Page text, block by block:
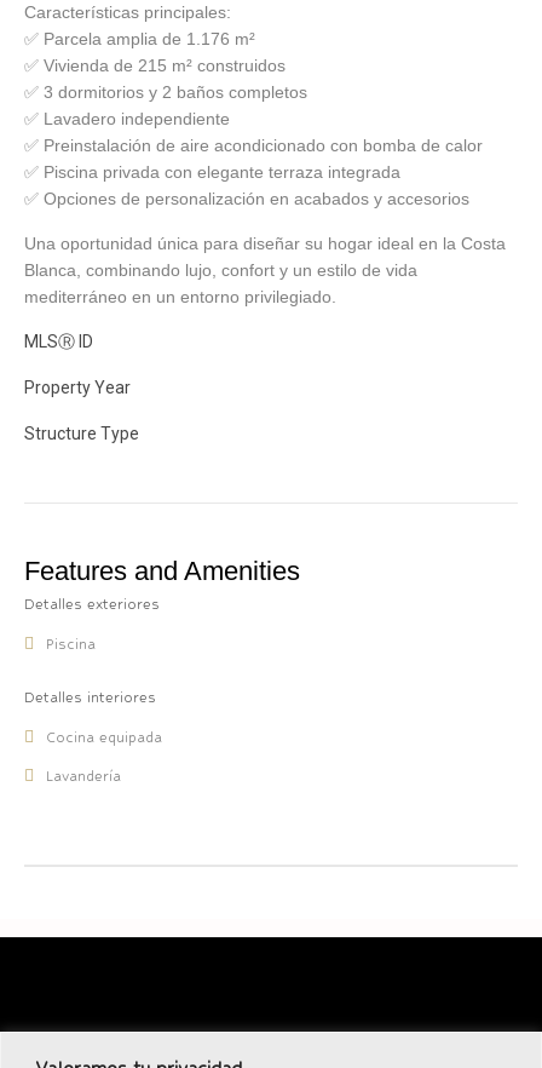
Características principales:
✅ Parcela amplia de 1.176 m²
✅ Vivienda de 215 m² construidos
✅ 3 dormitorios y 2 baños completos
✅ Lavadero independiente
✅ Preinstalación de aire acondicionado con bomba de calor
✅ Piscina privada con elegante terraza integrada
✅ Opciones de personalización en acabados y accesorios
Una oportunidad única para diseñar su hogar ideal en la Costa
Blanca, combinando lujo, confort y un estilo de vida
mediterráneo en un entorno privilegiado.
MLSⓇID
Property Year
Structure Type
Features and Amenities
Detalles exteriores
Piscina
Detalles interiores
Cocina equipada
Lavandería